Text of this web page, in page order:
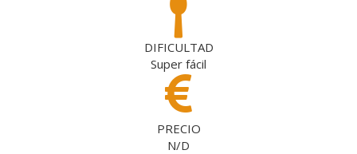
DIFICULTAD
Super fácil
PRECIO
N/D